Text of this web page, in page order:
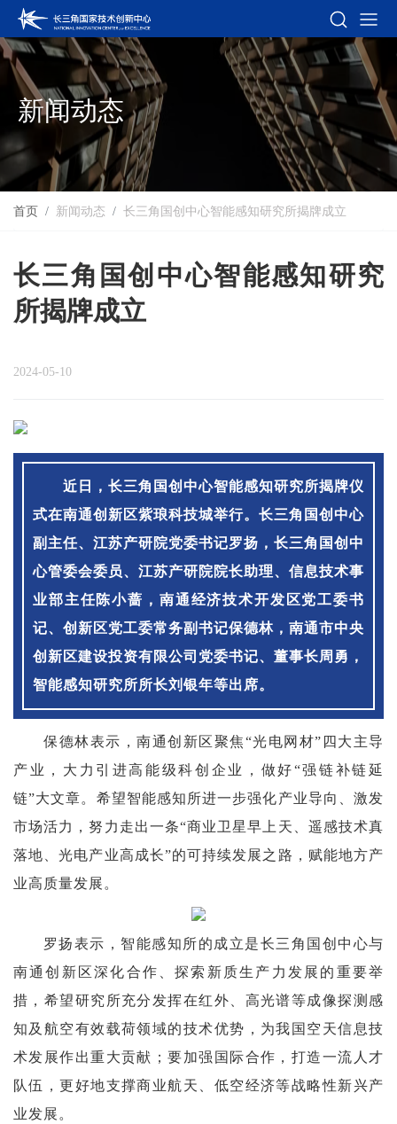
新闻动态
首页 新闻动态 长三角国创中心智能感知研究所揭牌成立
长三角国创中心智能感知研究
所揭牌成立
2024-05-10
近日，长三角国创中心智能感知研究所揭牌仪
式在南通创新区紫琅科技城举行。长三角国创中心
副主任、江苏产研院党委书记罗扬，长三角国创中
心管委会委员、江苏产研院院长助理、信息技术事
业部主任陈小蔷，南通经济技术开发区党工委书
记、创新区党工委常务副书记保德林，南通市中央
创新区建设投资有限公司党委书记、董事长周勇，
智能感知研究所所长刘银年等出席。
保德林表示，南通创新区聚焦“光电网材”四大主导
产业，大力引进高能级科创企业，做好“强链补链延
链”大文章。希望智能感知所进一步强化产业导向、激发
市场活力，努力走出一条“商业卫星早上天、遥感技术真
落地、光电产业高成长”的可持续发展之路，赋能地方产
业高质量发展。
罗扬表示，智能感知所的成立是长三角国创中心与
南通创新区深化合作、探索新质生产力发展的重要举
措，希望研究所充分发挥在红外、高光谱等成像探测感
知及航空有效载荷领域的技术优势，为我国空天信息技
术发展作出重大贡献；要加强国际合作，打造一流人才
队伍，更好地支撑商业航天、低空经济等战略性新兴产
业发展。